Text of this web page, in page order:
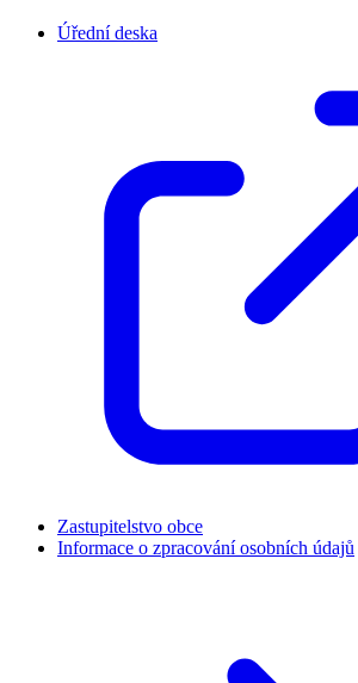
Úřední deska
Zastupitelstvo obce
Informace o zpracování osobních údajů